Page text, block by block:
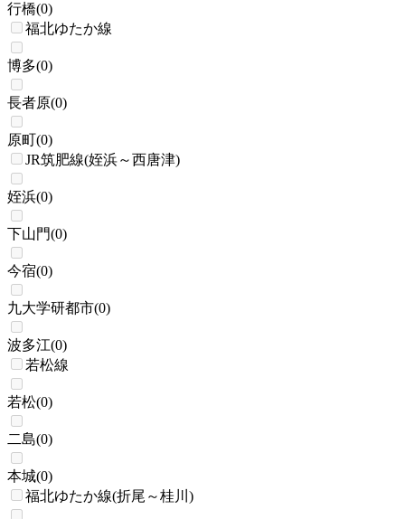
行橋(0)
福北ゆたか線
博多(0)
長者原(0)
原町(0)
JR筑肥線(姪浜～西唐津)
姪浜(0)
下山門(0)
今宿(0)
九大学研都市(0)
波多江(0)
若松線
若松(0)
二島(0)
本城(0)
福北ゆたか線(折尾～桂川)